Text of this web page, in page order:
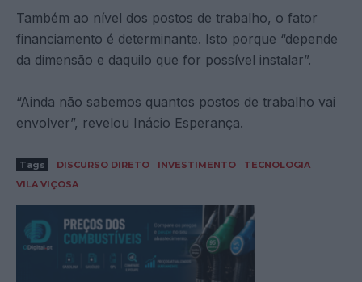
Também ao nível dos postos de trabalho, o fator
financiamento é determinante. Isto porque “depende
da dimensão e daquilo que for possível instalar”.
“Ainda não sabemos quantos postos de trabalho vai
envolver”, revelou Inácio Esperança.
Tags DISCURSO DIRETO INVESTIMENTO
TECNOLOGIA
VILA VIÇOSA